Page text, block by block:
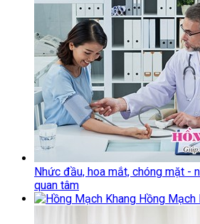
Nhức đầu, hoa mắt, chóng mặt -
quan tâm
Hồng Mạch